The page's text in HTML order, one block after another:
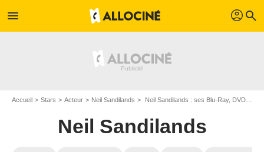
menu profil search
Accueil Stars Acteur Neil Sandilands Neil Sandilands : ses Blu-Ray, DVD, VOD, SVOD
Neil Sandilands